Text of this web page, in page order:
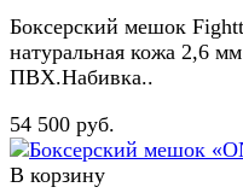
Боксерский мешок
натуральная кожа 2,6
ПВХ.Набивка..
54 500 руб.
В корзину